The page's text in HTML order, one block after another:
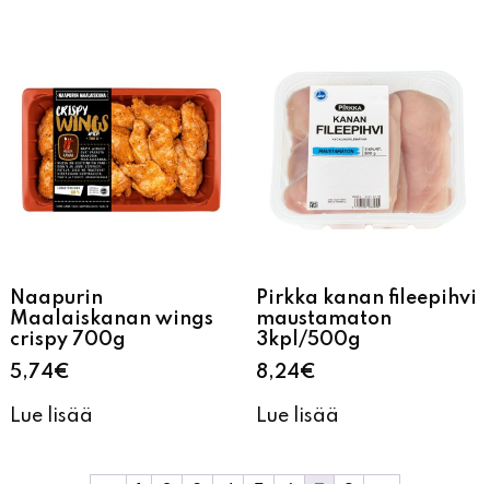
Naapurin
Maalaiskanan wings
crispy 700g
5,74€
Lue lisää
Pirkka kanan fileepihvi
maustamaton
3kpl/500g
8,24€
Lue lisää